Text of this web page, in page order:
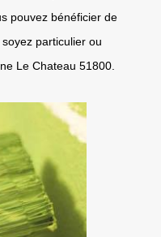
pouvez bénéficier de
particulier ou
Le Chateau 51800.